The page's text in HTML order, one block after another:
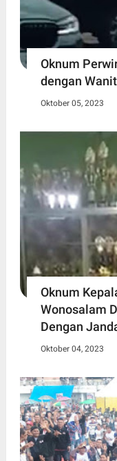
Oknum
dengan
Oktober 05, 2023
Oknum
Wonosalam
Dengan
Oktober 04, 2023